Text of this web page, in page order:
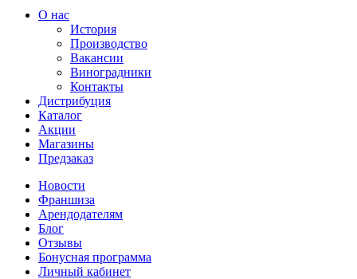
О нас
История
Производство
Вакансии
Виноградники
Контакты
Дистрибуция
Каталог
Акции
Магазины
Предзаказ
Новости
Франшиза
Арендодателям
Блог
Отзывы
Бонусная программа
Личный кабинет